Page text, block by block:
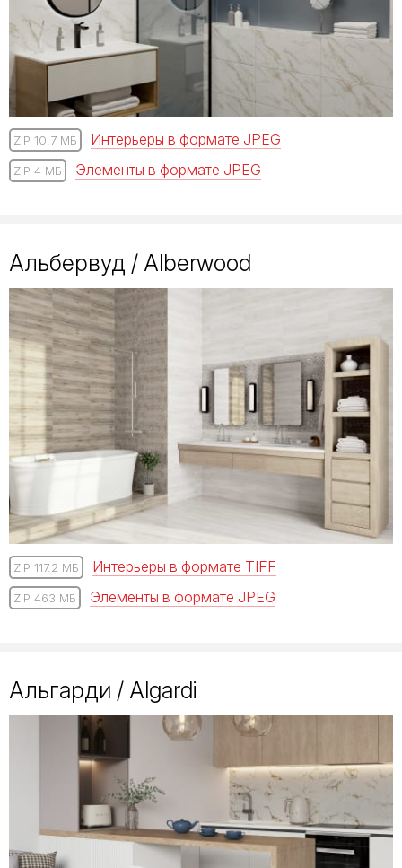
ZIP 10.7 МБ Интерьеры в формате JPEG
ZIP 4 МБ Элементы в формате JPEG
Альбервуд / Alberwood
ZIP 117.2 МБ Интерьеры в формате TIFF
ZIP 463 МБ Элементы в формате JPEG
Альгарди / Algardi